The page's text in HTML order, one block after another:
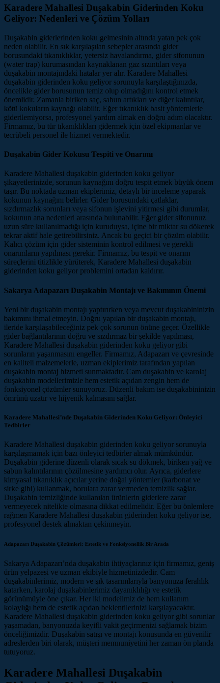
Karadere Mahallesi Duşakabin Giderinden Koku
Geliyor: Nedenleri ve Çözüm Yolları
Duşakabin giderlerinden koku gelmesinin altında yatan pek çok
neden olabilir. En sık karşılaşılan sebepler arasında gider
borusundaki tıkanıklıklar, yetersiz havalandırma, gider sifonunun
(water trap) kurumasından kaynaklanan gaz sızıntıları veya
duşakabin montajındaki hatalar yer alır. Karadere Mahallesi
duşakabin giderinden koku geliyor sorunuyla karşılaştığınızda,
öncelikle gider borusunun temiz olup olmadığını kontrol etmek
önemlidir. Zamanla biriken saç, sabun artıkları ve diğer kalıntılar,
kötü kokuların kaynağı olabilir. Eğer tıkanıklık basit yöntemlerle
giderilemiyorsa, profesyonel yardım almak en doğru adım olacaktır.
Firmamız, bu tür tıkanıklıkları gidermek için özel ekipmanlar ve
tecrübeli personel ile hizmet vermektedir.
Duşakabin Gider Kokusu Tespiti ve Onarımı
Karadere Mahallesi duşakabin giderinden koku geliyor
şikayetlerinizde, sorunun kaynağını doğru tespit etmek büyük önem
taşır. Bu noktada uzman ekiplerimiz, detaylı bir inceleme yaparak
kokunun kaynağını belirler. Gider borusundaki çatlaklar,
sızdırmazlık sorunları veya sifonun işlevini yitirmesi gibi durumlar,
kokunun ana nedenleri arasında bulunabilir. Eğer gider sifonunuz
uzun süre kullanılmadığı için kuruduysa, içine bir miktar su dökerek
tekrar aktif hale getirebilirsiniz. Ancak bu geçici bir çözüm olabilir.
Kalıcı çözüm için gider sisteminin kontrol edilmesi ve gerekli
onarımların yapılması gerekir. Firmamız, bu tespit ve onarım
süreçlerini titizlikle yürüterek, Karadere Mahallesi duşakabin
giderinden koku geliyor problemini ortadan kaldırır.
Sakarya Adapazarı Duşakabin Montajı ve Bakımının Önemi
Yeni bir duşakabin montajı yaptırırken veya mevcut duşakabininizin
bakımını ihmal etmeyin. Doğru yapılan bir duşakabin montajı,
ileride karşılaşabileceğiniz pek çok sorunun önüne geçer. Özellikle
gider bağlantılarının doğru ve sızdırmaz bir şekilde yapılması,
Karadere Mahallesi duşakabin giderinden koku geliyor gibi
sorunların yaşanmasını engeller. Firmamız, Adapazarı ve çevresinde
en kaliteli malzemelerle, uzman ekiplerimiz tarafından yapılan
duşakabin montaj hizmeti sunmaktadır. Cam duşakabin ve karolaj
duşakabin modellerimizle hem estetik açıdan zengin hem de
fonksiyonel çözümler sunuyoruz. Düzenli bakım ise duşakabininizin
ömrünü uzatır ve hijyenik kalmasını sağlar.
Karadere Mahallesi’nde Duşakabin Giderinden Koku Geliyor: Önleyici
Tedbirler
Karadere Mahallesi duşakabin giderinden koku geliyor sorunuyla
karşılaşmamak için bazı önleyici tedbirler almak mümkündür.
Duşakabin giderine düzenli olarak sıcak su dökmek, biriken yağ ve
sabun kalıntılarının çözülmesine yardımcı olur. Ayrıca, giderlere
kimyasal tıkanıklık açıcılar yerine doğal yöntemler (karbonat ve
sirke gibi) kullanmak, borulara zarar vermeden temizlik sağlar.
Duşakabin temizliğinde kullanılan ürünlerin giderlere zarar
vermeyecek nitelikte olmasına dikkat edilmelidir. Eğer bu önlemlere
rağmen Karadere Mahallesi duşakabin giderinden koku geliyor ise,
profesyonel destek almaktan çekinmeyin.
Adapazarı Duşakabin Çözümleri: Estetik ve Fonksiyonellik Bir Arada
Sakarya Adapazarı’nda duşakabin ihtiyaçlarınız için firmamız, geniş
ürün yelpazesi ve uzman ekibiyle hizmetinizdedir. Cam
duşakabinlerimiz, modern ve şık tasarımlarıyla banyonuza ferahlık
katarken, karolaj duşakabinlerimiz dayanıklılığı ve estetik
görünümüyle öne çıkar. Her iki modelimiz de hem kullanım
kolaylığı hem de estetik açıdan beklentilerinizi karşılayacaktır.
Karadere Mahallesi duşakabin giderinden koku geliyor gibi sorunlar
yaşamadan, banyonuzda keyifli vakit geçirmenizi sağlamak bizim
önceliğimizdir. Duşakabin satışı ve montajı konusunda en güvenilir
adreslerden biri olarak, müşteri memnuniyetini her zaman ön planda
tutuyoruz.
Karadere Mahallesi Duşakabin